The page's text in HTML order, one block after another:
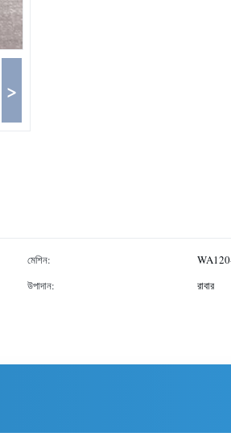
>
মেশিন:
উপাদান:
রাবার